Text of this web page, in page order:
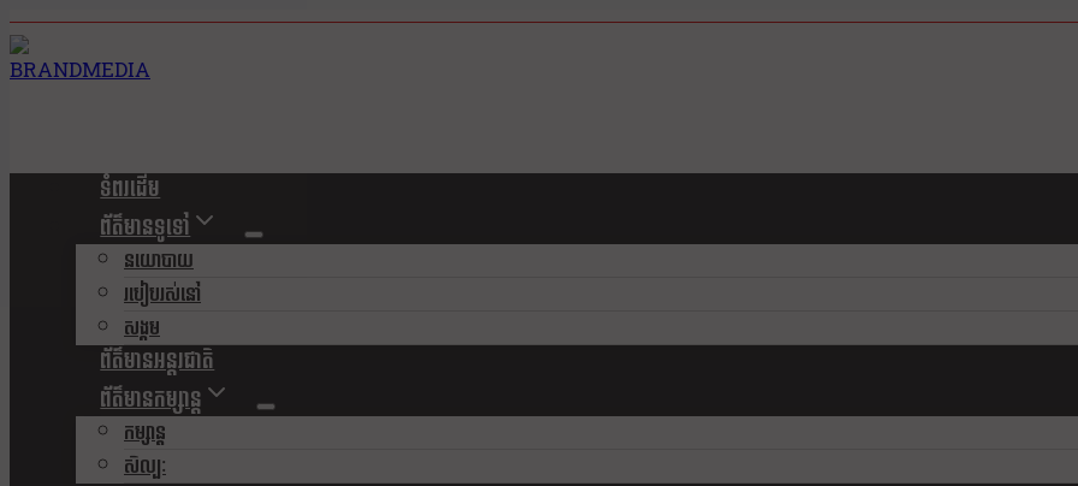
Skip
to
content
ទំពរដើម
ព័ត៌មានទូទៅ
នយោបាយ
របៀបរស់នៅ
សង្គម
ព័ត៌មានអន្តរជាតិ
ព័ត៌មានកម្សាន្ត
កម្សាន្ត
សិល្បៈ